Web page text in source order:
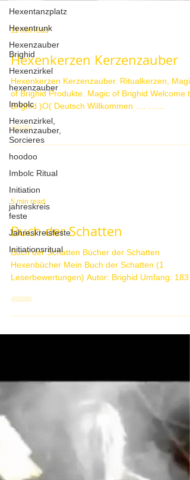
Hexentanzplatz
Hexentrunk
Hexenzauber
Brighid
Hexenzirkel
hexenzauber
Imbolc
Hexenzirkel,
Hexenzauber,
Sorcieres
hoodoo
Imbolc Ritual
Initiation
jahreskreis
feste
Jahreskreisfeste
Initiationsritual
11 min read
Hexenkerzen Kerzenzauber
Hexenkerzen Kerzenzauber. Ritualkerzen, Magic
of Brighid Produkte. Magic of Brighid Welcome to
Buch der Schatten
Buch der Schatten Bücher der Schatten
Seite(n)...